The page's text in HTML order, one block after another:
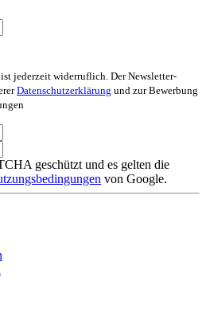
jederzeit widerruflich. Der Newsletter-
Datenschutzerklärung und zur Bewerbung
geschützt und es gelten die
von Google.